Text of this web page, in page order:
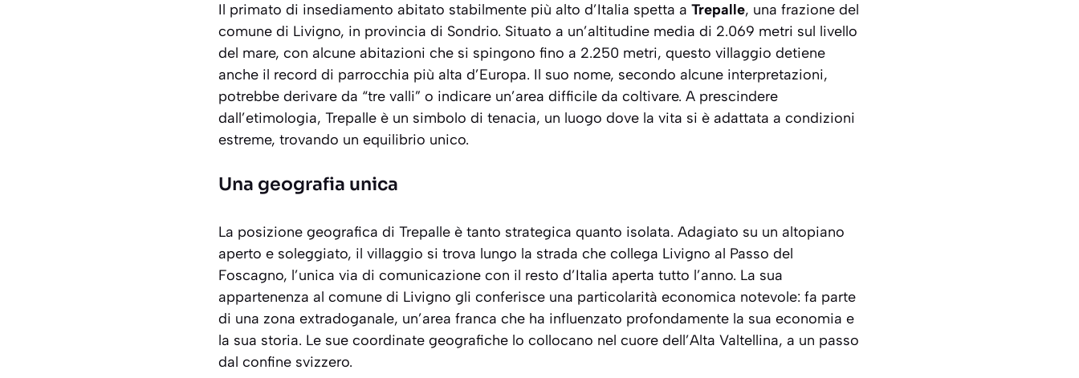
Il primato di insediamento abitato stabilmente più alto d’Italia spetta a Trepalle, una frazione del
comune di Livigno, in provincia di Sondrio. Situato a un’altitudine media di 2.069 metri sul livello
del mare, con alcune abitazioni che si spingono fino a 2.250 metri, questo villaggio detiene
anche il record di parrocchia più alta d’Europa. Il suo nome, secondo alcune interpretazioni,
potrebbe derivare da “tre valli” o indicare un’area difficile da coltivare. A prescindere
dall’etimologia, Trepalle è un simbolo di tenacia, un luogo dove la vita si è adattata a condizioni
estreme, trovando un equilibrio unico.
Una geografia unica
La posizione geografica di Trepalle è tanto strategica quanto isolata. Adagiato su un altopiano
aperto e soleggiato, il villaggio si trova lungo la strada che collega Livigno al Passo del
Foscagno, l’unica via di comunicazione con il resto d’Italia aperta tutto l’anno. La sua
appartenenza al comune di Livigno gli conferisce una particolarità economica notevole: fa parte
di una zona extradoganale, un’area franca che ha influenzato profondamente la sua economia e
la sua storia. Le sue coordinate geografiche lo collocano nel cuore dell’Alta Valtellina, a un passo
dal confine svizzero.